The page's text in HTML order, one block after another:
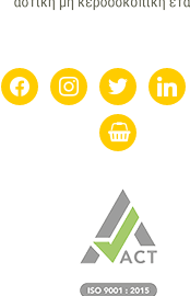
facebookinstagramtwitter linkedin
shopping-
basket